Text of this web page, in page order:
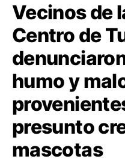
Vecinos de
Centro de
humo y
presunto
mascotas